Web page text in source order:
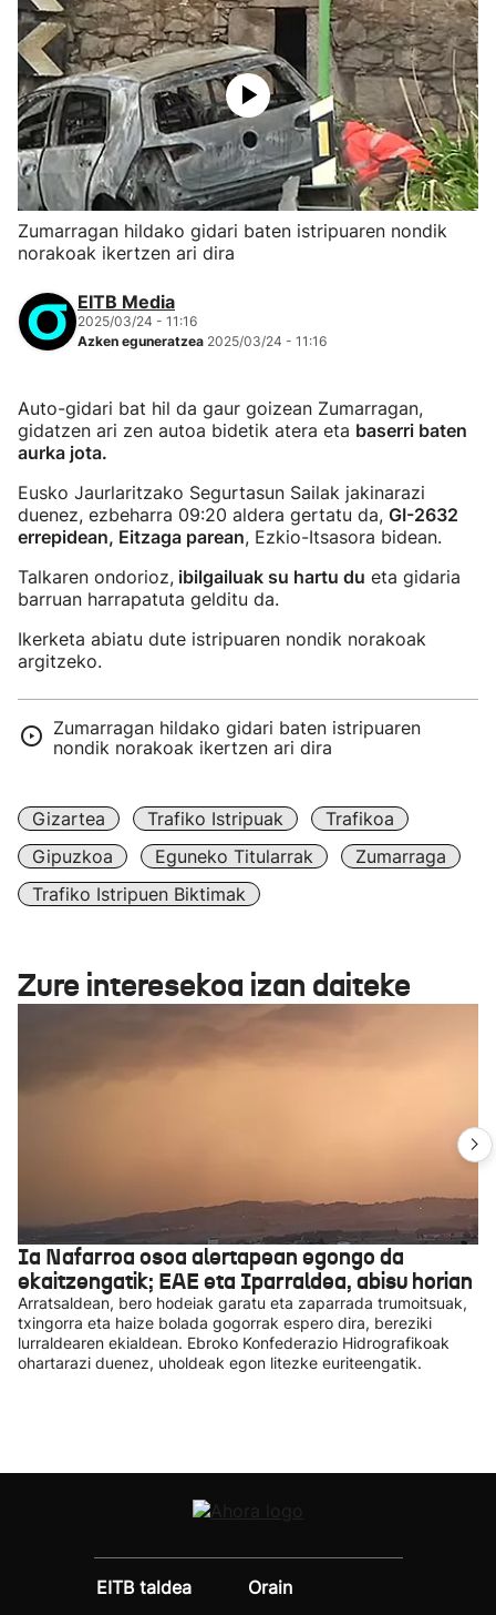
Zumarragan hildako gidari baten istripuaren nondik
norakoak ikertzen ari dira
EITB Media
2025/03/24 - 11:16
Azken eguneratzea 2025/03/24 - 11:16
Auto-gidari bat hil da gaur goizean Zumarragan,
gidatzen ari zen autoa bidetik atera eta baserri baten
aurka jota.
Eusko Jaurlaritzako Segurtasun Sailak jakinarazi
duenez, ezbeharra 09:20 aldera gertatu da, GI-2632
errepidean, Eitzaga parean, Ezkio-Itsasora bidean.
Talkaren ondorioz, ibilgailuak su hartu du eta gidaria
barruan harrapatuta gelditu da.
Ikerketa abiatu dute istripuaren nondik norakoak
argitzeko.
Zumarragan hildako gidari baten istripuaren
nondik norakoak ikertzen ari dira
Gizartea Trafiko Istripuak
Trafikoa
Gipuzkoa
Eguneko Titularrak
Zumarraga
Trafiko Istripuen Biktimak
Zure interesekoa izan daiteke
Ia Nafarroa osoa alertapean egongo da
ekaitzengatik; EAE eta Iparraldea, abisu horian
Arratsaldean, bero hodeiak garatu eta zaparrada trumoitsuak,
txingorra eta haize bolada gogorrak espero dira, bereziki
lurraldearen ekialdean. Ebroko Konfederazio Hidrografikoak
ohartarazi duenez, uholdeak egon litezke euriteengatik.
EITB taldea
Orain